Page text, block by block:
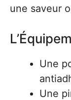
une saveur
Une
Une